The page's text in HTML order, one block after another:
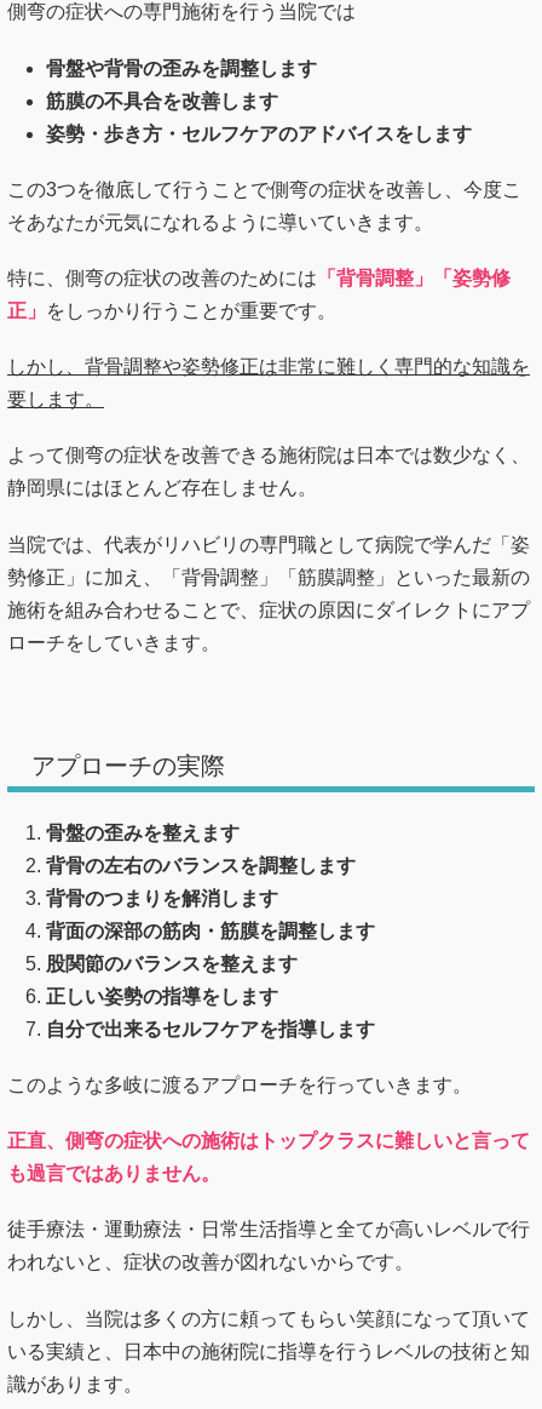
側弯の症状への専門施術を行う当院では
骨盤や背骨の歪みを調整します
筋膜の不具合を改善します
姿勢・歩き方・セルフケアのアドバイスをします
この3つを徹底して行うことで側弯の症状を改善し、今度こ
そあなたが元気になれるように導いていきます。
特に、側弯の症状の改善のためには 「背骨調整」「姿勢修
正」
をしっかり行うことが重要です。
しかし、背骨調整や姿勢修正は非常に難しく専門的な知識を
要します。
よって側弯の症状を改善できる施術院は日本では数少なく、
静岡県にはほとんど存在しません。
当院では、代表がリハビリの専門職として病院で学んだ「姿
勢修正」に加え、「背骨調整」「筋膜調整」といった最新の
施術を組み合わせることで、症状の原因にダイレクトにアプ
ローチをしていきます。
アプローチの実際
骨盤の歪みを整えます
背骨の左右のバランスを調整します
背骨のつまりを解消します
背面の深部の筋肉・筋膜を調整します
股関節のバランスを整えます
正しい姿勢の指導をします
自分で出来るセルフケアを指導します
このような多岐に渡るアプローチを行っていきます。
正直、側弯の症状への施術はトップクラスに難しいと言って
も過言ではありません。
徒手療法・運動療法・日常生活指導と全てが高いレベルで行
われないと、症状の改善が図れないからです。
しかし、当院は多くの方に頼ってもらい笑顔になって頂いて
いる実績と、日本中の施術院に指導を行うレベルの技術と知
識があります。